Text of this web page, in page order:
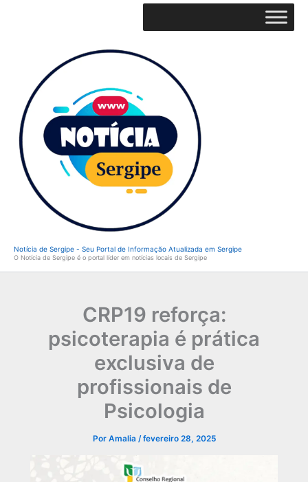
Notícia de Sergipe - Seu Portal de Informação Atualizada em Sergipe
O Notícia de Sergipe é o portal líder em notícias locais de Sergipe
CRP19 reforça:
psicoterapia é prática
exclusiva de
profissionais de
Psicologia
Por Amalia /fevereiro 28, 2025